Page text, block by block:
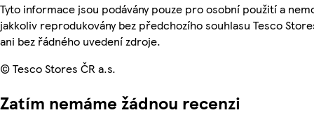
Tyto informace jsou podávány pouze pro osobní použití a
jakkoliv reprodukovány bez předchozího souhlasu Tesco
ani bez řádného uvedení zdroje.
© Tesco Stores ČR a.s.
Zatím nemáme žádnou recenzi